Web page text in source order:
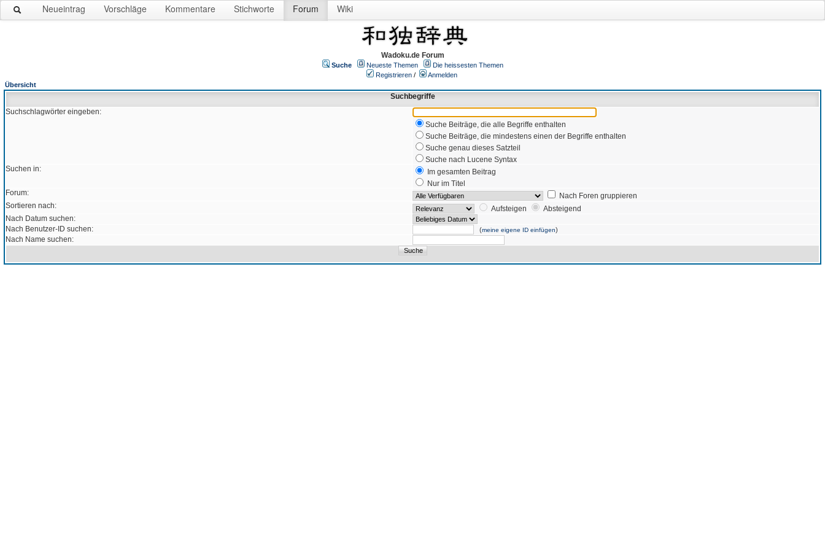
Neueintrag Vorschläge Kommentare Stichworte Forum Wiki
Wadoku.de Forum
Suche Neueste Themen
Die heissesten Themen
Registrieren /
Anmelden
Übersicht
Suchbegriffe
Suchschlagwörter eingeben:
Suche Beiträge, die alle Begriffe enthalten
Suche Beiträge, die mindestens einen der Begriffe enthalten
Suche genau dieses Satzteil
Suche nach Lucene Syntax
Suchen in:
Im gesamten Beitrag
Nur im Titel
Forum:
Nach Foren gruppieren
Sortieren nach:
Aufsteigen
Absteigend
Nach Datum suchen:
Nach Benutzer-ID suchen:
(meine eigene ID einfügen)
Nach Name suchen: